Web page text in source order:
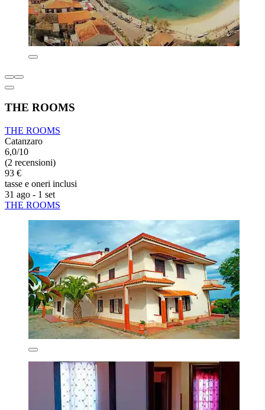
THE ROOMS
THE ROOMS
Catanzaro
6,0/10
(2 recensioni)
93 €
tasse e oneri inclusi
31 ago - 1 set
THE ROOMS